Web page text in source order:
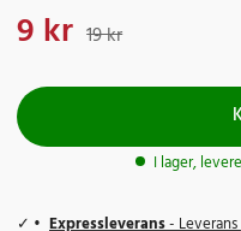
Nuvarande pris
9 kr 19 kr
I lager,
Expressleverans- Leverans